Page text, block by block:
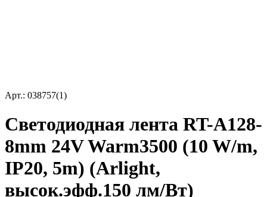
Арт.: 038757(1)
Светодиодная лента RT-A128-
8mm 24V Warm3500 (10 W/m,
IP20, 5m) (Arlight,
высок.эфф.150 лм/Вт)